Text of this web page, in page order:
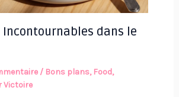
Incontournables dans le
/ Bons plans, Food,
Victoire